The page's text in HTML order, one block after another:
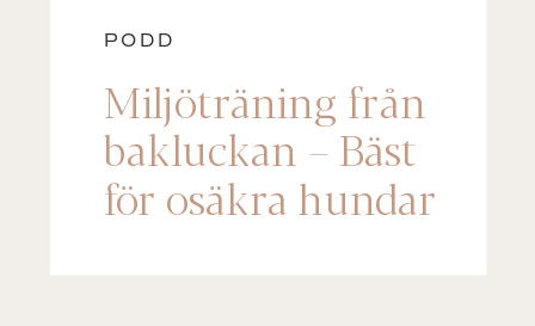
PODD
Miljöträning från
bakluckan – Bäst
för osäkra hundar